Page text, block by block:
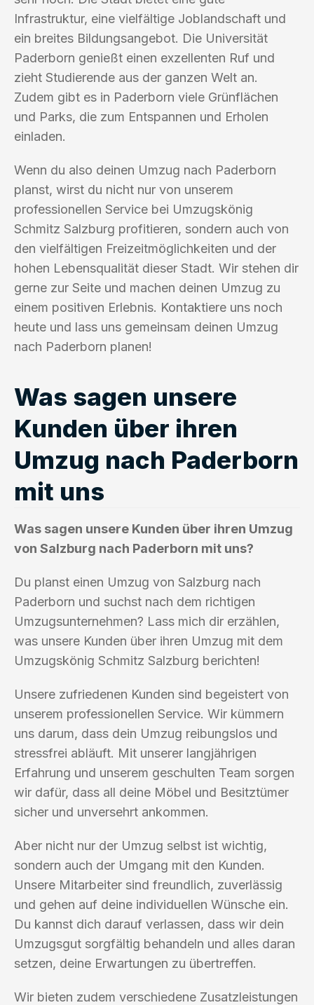
Infrastruktur, eine vielfältige Joblandschaft und
ein breites Bildungsangebot. Die Universität
Paderborn genießt einen exzellenten Ruf und
zieht Studierende aus der ganzen Welt an.
Zudem gibt es in Paderborn viele Grünflächen
und Parks, die zum Entspannen und Erholen
einladen.
Wenn du also deinen Umzug nach Paderborn
planst, wirst du nicht nur von unserem
professionellen Service bei Umzugskönig
Schmitz Salzburg profitieren, sondern auch von
den vielfältigen Freizeitmöglichkeiten und der
hohen Lebensqualität dieser Stadt. Wir stehen dir
gerne zur Seite und machen deinen Umzug zu
einem positiven Erlebnis. Kontaktiere uns noch
heute und lass uns gemeinsam deinen Umzug
nach Paderborn planen!
Was sagen unsere
Kunden über ihren
Umzug nach Paderborn
mit uns
Was sagen unsere Kunden über ihren Umzug
von Salzburg nach Paderborn mit uns?
Du planst einen Umzug von Salzburg nach
Paderborn und suchst nach dem richtigen
Umzugsunternehmen? Lass mich dir erzählen,
was unsere Kunden über ihren Umzug mit dem
Umzugskönig Schmitz Salzburg berichten!
Unsere zufriedenen Kunden sind begeistert von
unserem professionellen Service. Wir kümmern
uns darum, dass dein Umzug reibungslos und
stressfrei abläuft. Mit unserer langjährigen
Erfahrung und unserem geschulten Team sorgen
wir dafür, dass all deine Möbel und Besitztümer
sicher und unversehrt ankommen.
Aber nicht nur der Umzug selbst ist wichtig,
sondern auch der Umgang mit den Kunden.
Unsere Mitarbeiter sind freundlich, zuverlässig
und gehen auf deine individuellen Wünsche ein.
Du kannst dich darauf verlassen, dass wir dein
Umzugsgut sorgfältig behandeln und alles daran
setzen, deine Erwartungen zu übertreffen.
Wir bieten zudem verschiedene Zusatzleistungen